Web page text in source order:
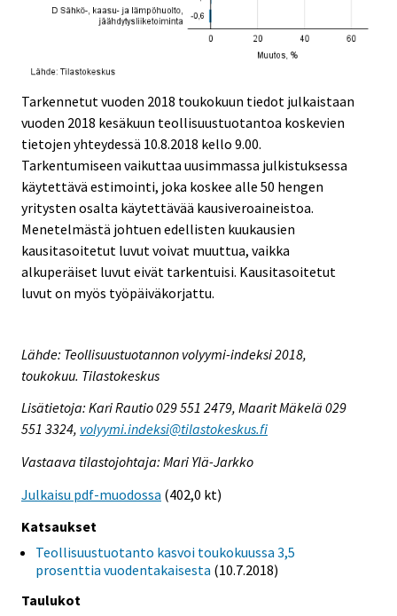
Tarkennetut vuoden 2018 toukokuun tiedot julkaistaan
vuoden 2018 kesäkuun teollisuustuotantoa koskevien
tietojen yhteydessä 10.8.2018 kello 9.00.
Tarkentumiseen vaikuttaa uusimmassa julkistuksessa
käytettävä estimointi, joka koskee alle 50 hengen
yritysten osalta käytettävää kausiveroaineistoa.
Menetelmästä johtuen edellisten kuukausien
kausitasoitetut luvut voivat muuttua, vaikka
alkuperäiset luvut eivät tarkentuisi. Kausitasoitetut
luvut on myös työpäiväkorjattu.
Lähde: Teollisuustuotannon volyymi-indeksi 2018,
toukokuu. Tilastokeskus
Lisätietoja: Kari Rautio 029 551 2479, Maarit Mäkelä 029
551 3324, volyymi.indeksi@tilastokeskus.fi
Vastaava tilastojohtaja: Mari Ylä-Jarkko
Julkaisu pdf-muodossa (402,0 kt)
Katsaukset
Teollisuustuotanto kasvoi toukokuussa 3,5
prosenttia vuodentakaisesta (10.7.2018)
Taulukot